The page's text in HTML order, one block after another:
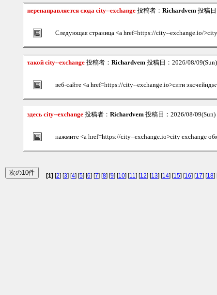
перенаправляется сюда city--exchange 投稿者： Richardvem 投稿
Следующая страница <a href=https://city--exchange.io/
такой city--exchange 投稿者： Richardvem 投稿日：2026/08/
веб-сайте <a href=https://city--exchange.io>сити
здесь city--exchange 投稿者： Richardvem 投稿日：2026/08/
нажмите <a href=https://city--exchange.io>city exchange
[1] [2] [3] [4] [5] [6] [7] [8] [9] [10] [11] [12] [13] [14] [15] [16] [17] [18]